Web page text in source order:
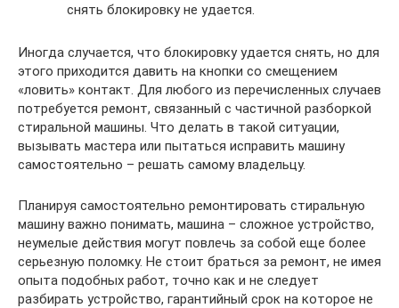
снять блокировку не удается.
Иногда случается, что блокировку удается снять, но для
этого приходится давить на кнопки со смещением
«ловить» контакт. Для любого из перечисленных случаев
потребуется ремонт, связанный с частичной разборкой
стиральной машины. Что делать в такой ситуации,
вызывать мастера или пытаться исправить машину
самостоятельно – решать самому владельцу.
Планируя самостоятельно ремонтировать стиральную
машину важно понимать, машина – сложное устройство,
неумелые действия могут повлечь за собой еще более
серьезную поломку. Не стоит браться за ремонт, не имея
опыта подобных работ, точно как и не следует
разбирать устройство, гарантийный срок на которое не